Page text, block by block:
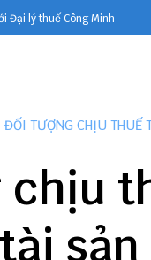
Đại lý thuế Công Minh
ĐỐI TƯỢNG CHỊU THUẾ